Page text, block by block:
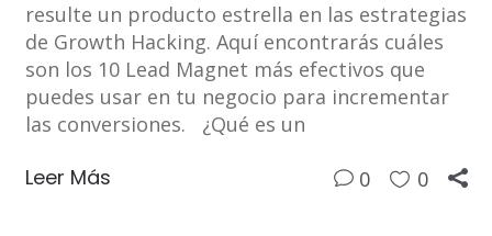
resulte un producto estrella en las estrategias
de Growth Hacking. Aquí encontrarás cuáles
son los 10 Lead Magnet más efectivos que
puedes usar en tu negocio para incrementar
las conversiones. ¿Qué es un
Leer Más 0 0